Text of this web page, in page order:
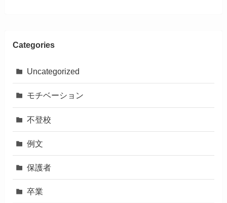
Categories
Uncategorized
モチベーション
不登校
例文
保護者
卒業